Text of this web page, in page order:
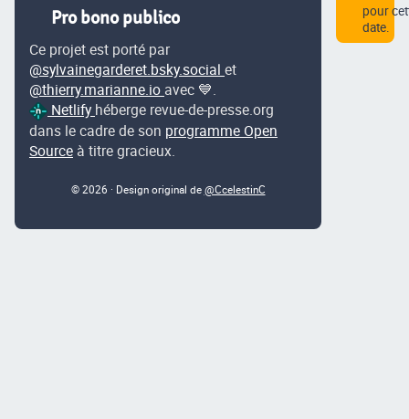
Pro bono publico
Ce projet est porté par
@sylvainegarderet.bsky.social et
@thierry.marianne.io avec 💙.
Netlify héberge revue-de-presse.org
dans le cadre de son programme Open
Source à titre gracieux.
© 2026 · Design original de @CcelestinC
pour
date.